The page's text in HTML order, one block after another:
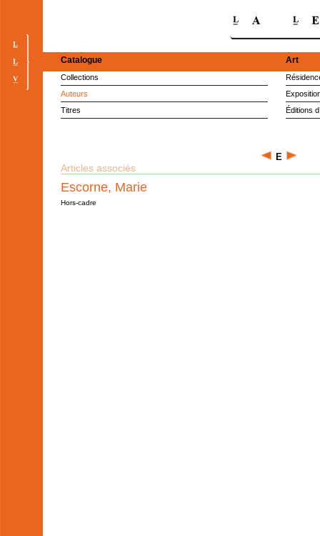
Catalogue
Collections
Auteurs
Titres
Art
Éditions
E
Articles associés
Escorne, Marie
Hors-cadre